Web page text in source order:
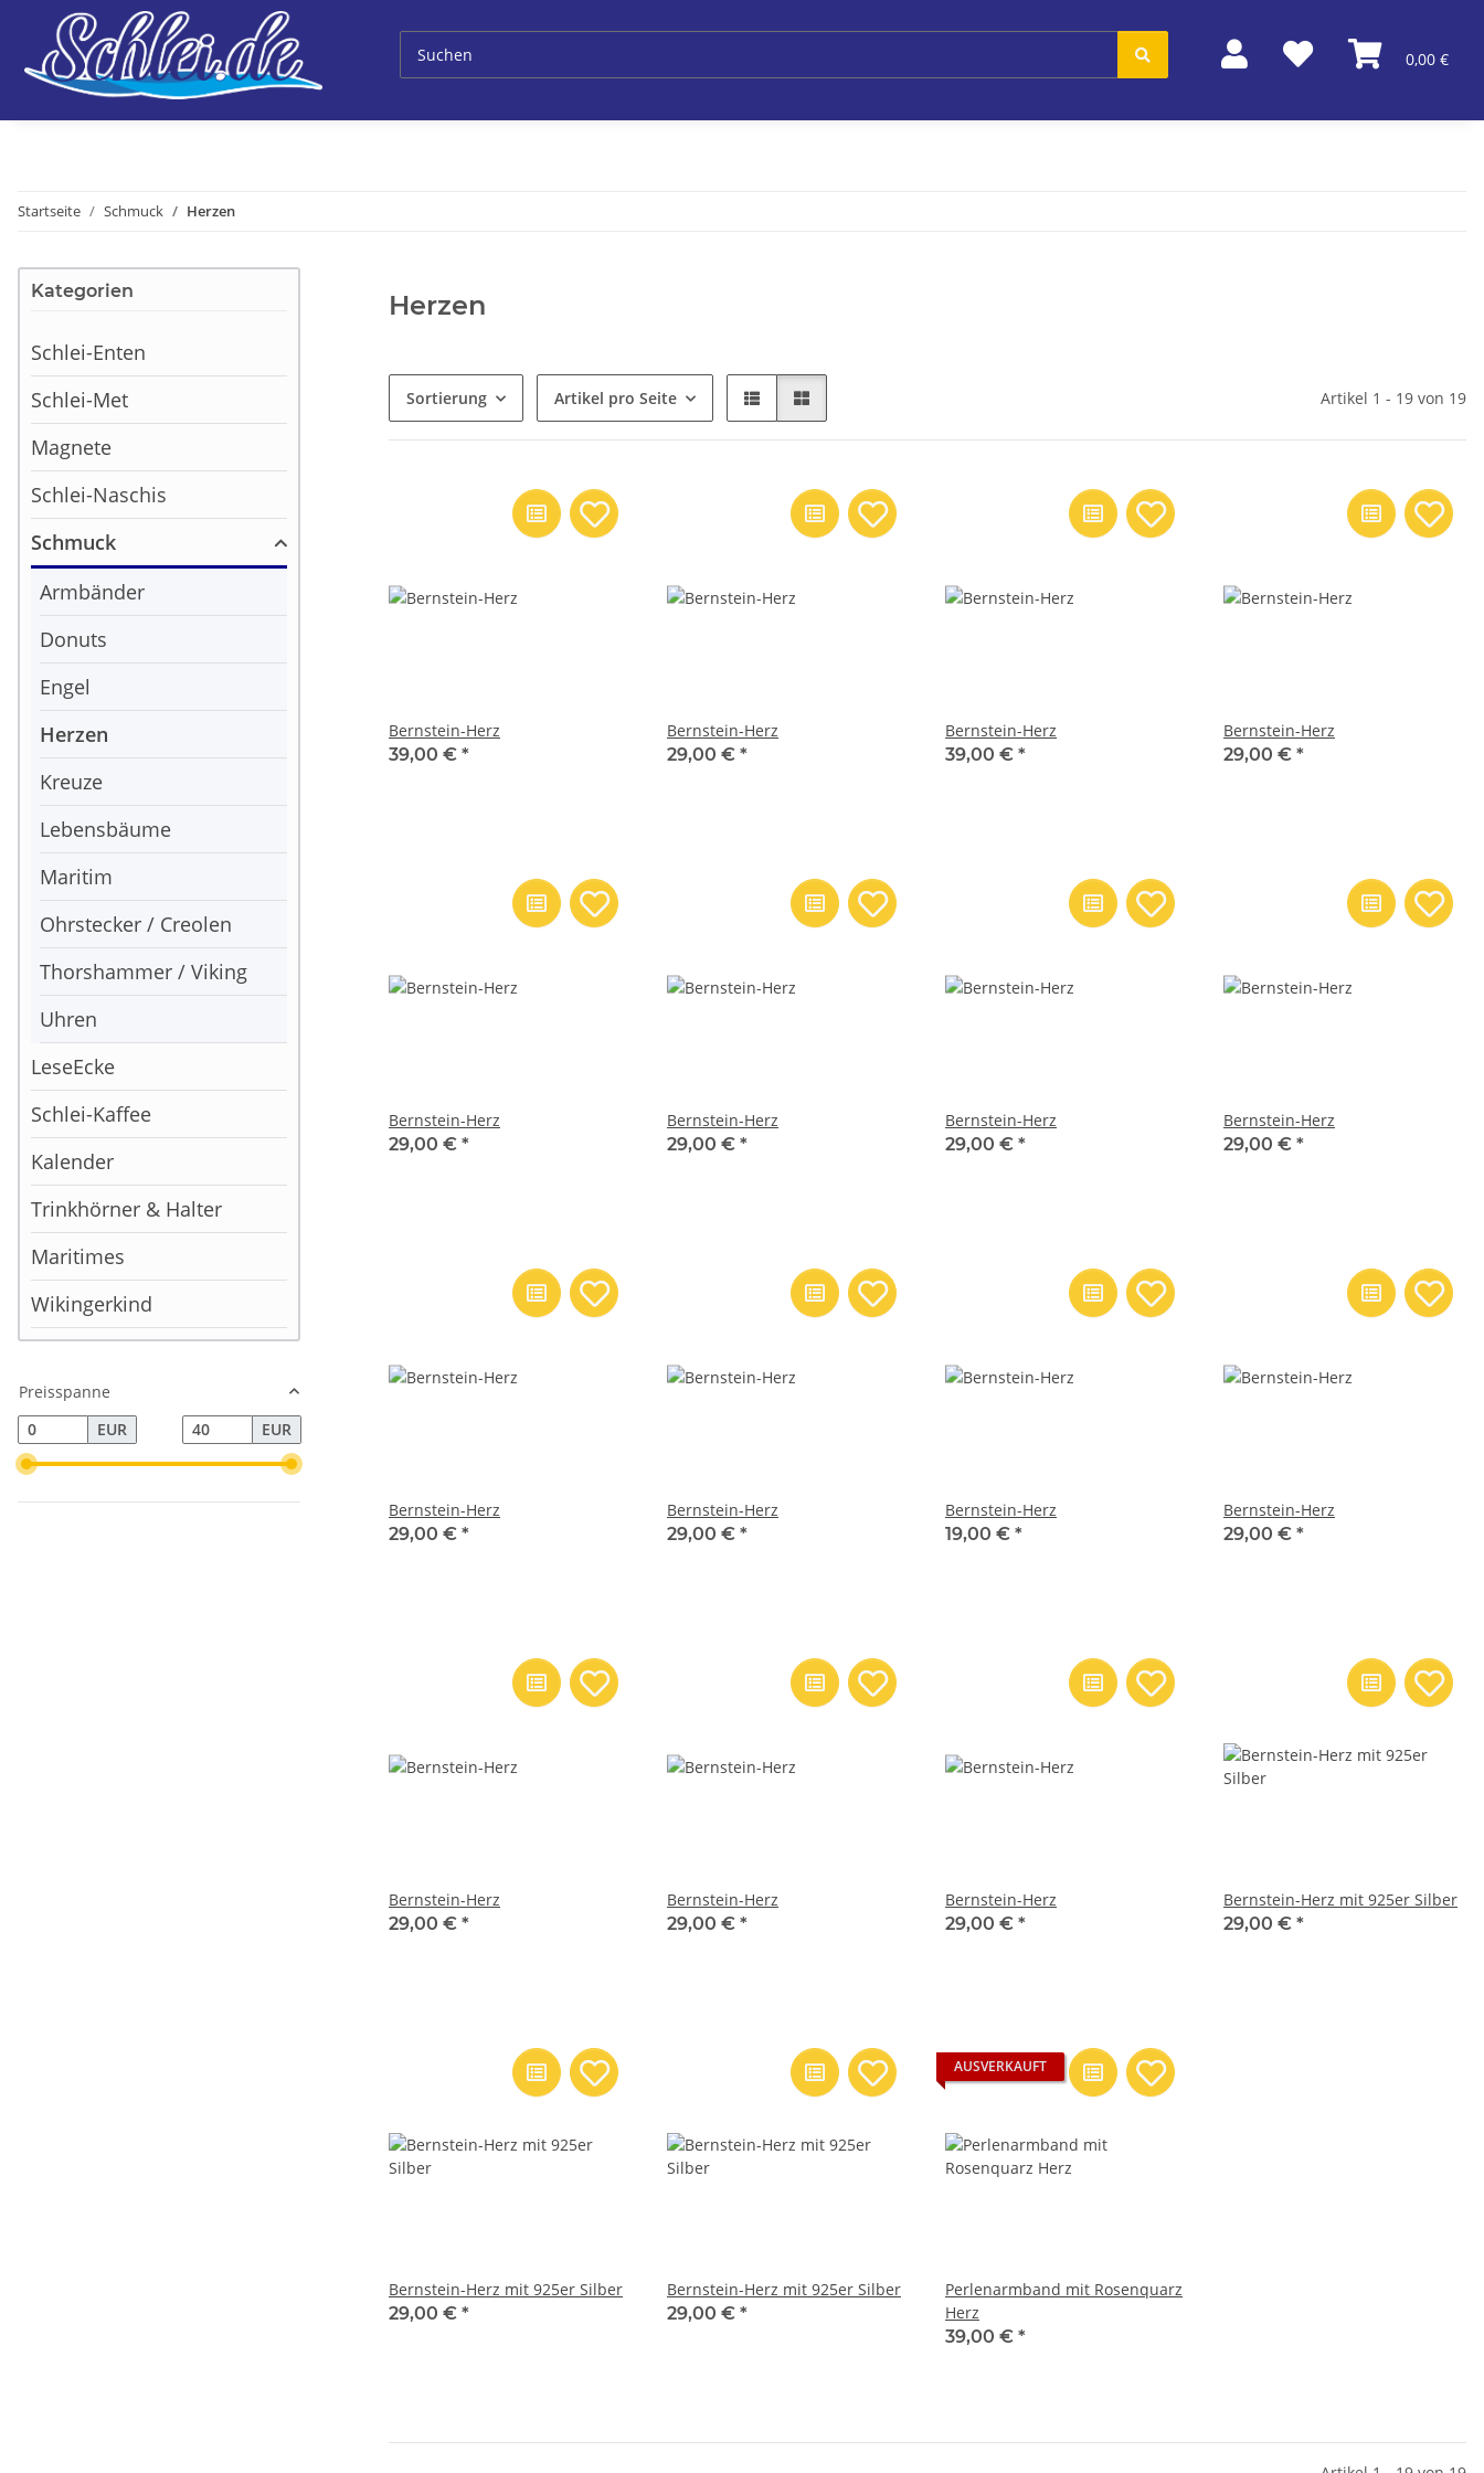
0,00 €
Startseite Schmuck Herzen
Herzen
Sortierung Artikel pro Seite Artikel 1 - 19 von 19
Bernstein-Herz
39,00 € *
Bernstein-Herz
29,00 € *
Bernstein-Herz
39,00 € *
Bernstein-Herz
29,00 € *
Bernstein-Herz
29,00 € *
Bernstein-Herz
29,00 € *
Bernstein-Herz
29,00 € *
Bernstein-Herz
29,00 € *
Bernstein-Herz
29,00 € *
Bernstein-Herz
29,00 € *
Bernstein-Herz
19,00 € *
Bernstein-Herz
29,00 € *
Bernstein-Herz
29,00 € *
Bernstein-Herz
29,00 € *
Bernstein-Herz
29,00 € *
Bernstein-Herz mit 925er Silber
29,00 € *
Bernstein-Herz mit 925er Silber
29,00 € *
Bernstein-Herz mit 925er Silber
29,00 € *
AUSVERKAUFT
Perlenarmband mit Rosenquarz
Herz
39,00 € *
Kategorien
Schlei-Enten
Schlei-Met
Magnete
Schlei-Naschis
Schmuck
Armbänder
Donuts
Engel
Herzen
Kreuze
Lebensbäume
Maritim
Ohrstecker / Creolen
Thorshammer / Viking
Uhren
LeseEcke
Schlei-Kaffee
Kalender
Trinkhörner & Halter
Maritimes
Wikingerkind
Preisspanne
EUR
EUR